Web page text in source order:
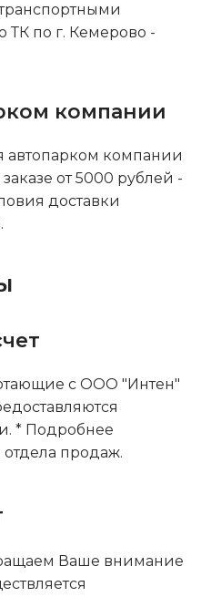
ТК по г. Кемерово -
компании
автопарком компании
от 5000 рублей -
доставки
с ООО "Интен"
* Подробнее
продаж.
Ваше внимание